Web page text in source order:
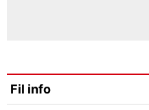
Fil info